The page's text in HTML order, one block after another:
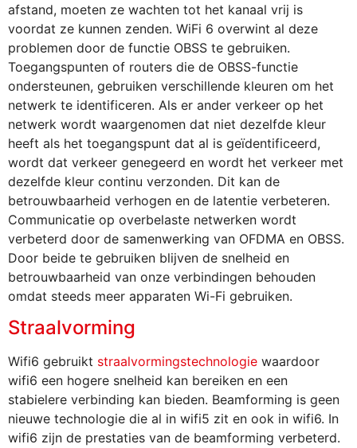
afstand, moeten ze wachten tot het kanaal vrij is
voordat ze kunnen zenden. WiFi 6 overwint al deze
problemen door de functie OBSS te gebruiken.
Toegangspunten of routers die de OBSS-functie
ondersteunen, gebruiken verschillende kleuren om het
netwerk te identificeren. Als er ander verkeer op het
netwerk wordt waargenomen dat niet dezelfde kleur
heeft als het toegangspunt dat al is geïdentificeerd,
wordt dat verkeer genegeerd en wordt het verkeer met
dezelfde kleur continu verzonden. Dit kan de
betrouwbaarheid verhogen en de latentie verbeteren.
Communicatie op overbelaste netwerken wordt
verbeterd door de samenwerking van OFDMA en OBSS.
Door beide te gebruiken blijven de snelheid en
betrouwbaarheid van onze verbindingen behouden
omdat steeds meer apparaten Wi-Fi gebruiken.
Straalvorming
Wifi6 gebruikt straalvormingstechnologie waardoor
wifi6 een hogere snelheid kan bereiken en een
stabielere verbinding kan bieden. Beamforming is geen
nieuwe technologie die al in wifi5 zit en ook in wifi6. In
wifi6 zijn de prestaties van de beamforming verbeterd.